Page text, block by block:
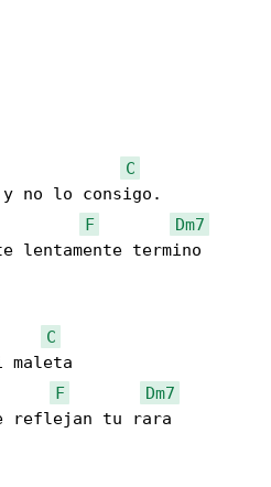
C
no lo consigo.
F
Dm7
lentamente termino
C
maleta
F
Dm7
reflejan tu rara